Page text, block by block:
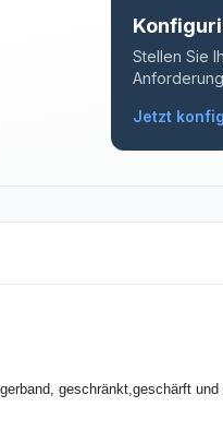
Stellen Sie
Jetzt
geschränkt,geschärft